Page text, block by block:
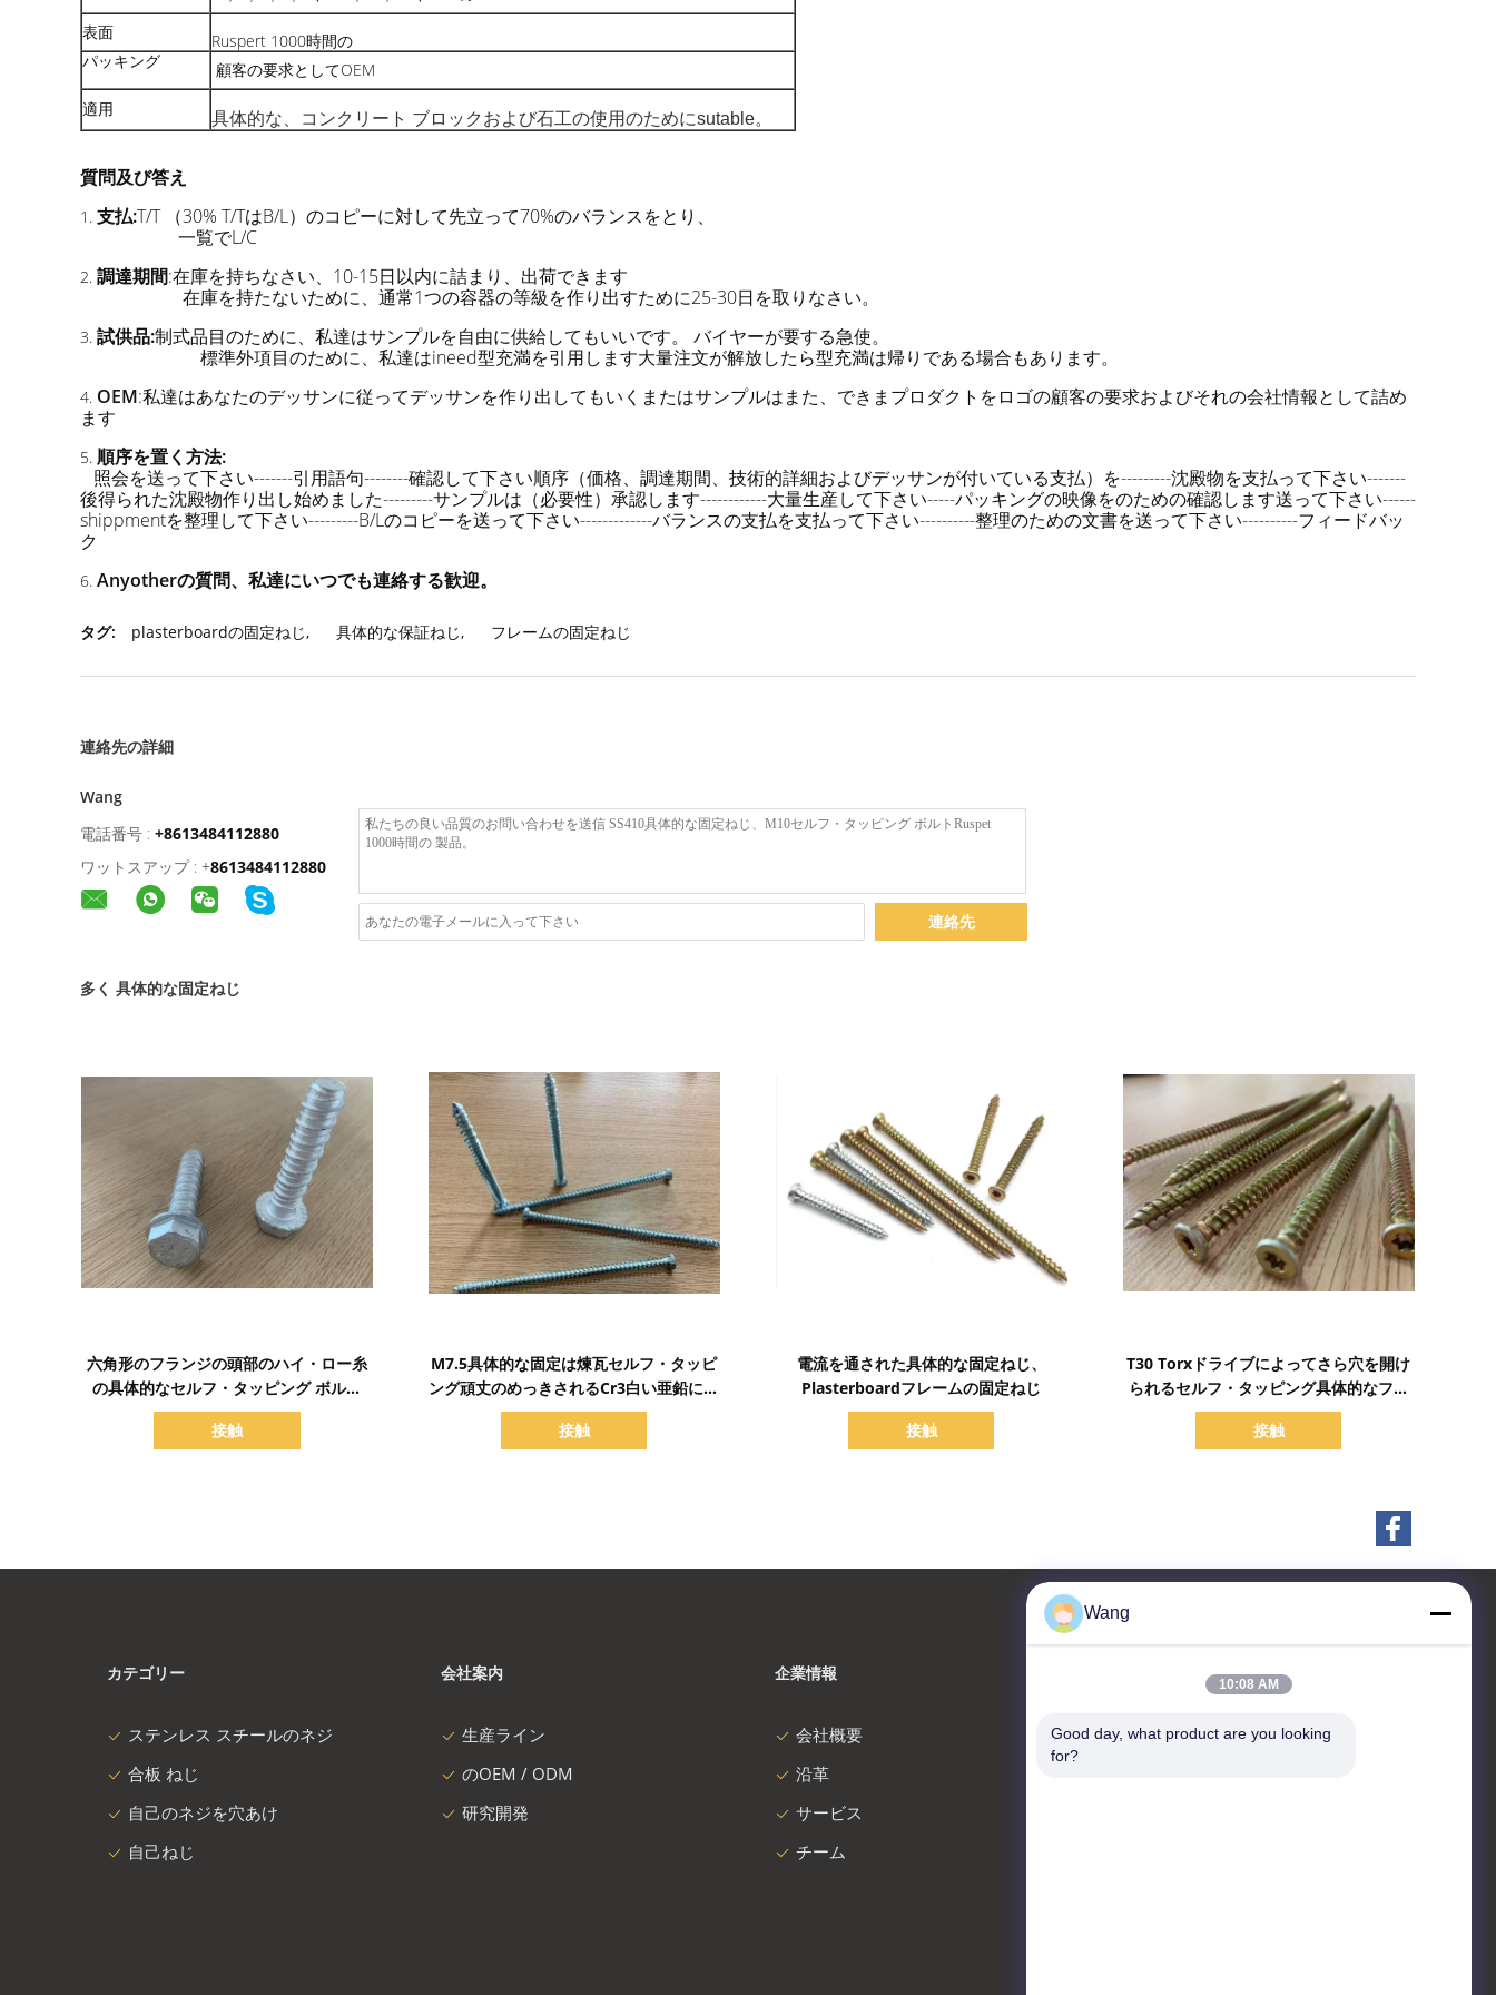
表面
Ruspert 1000時間の
パッキング
顧客の要求としてOEM
適用
具体的な、コンクリート ブロックおよび石工の使用のためにsutable。
質問及び答え
1. 支払:T/T （30% T/TはB/L）のコピーに対して先立って70%のバランスをとり、
一覧でL/C
2. 調達期間:在庫を持ちなさい、10-15日以内に詰まり、出荷できます
在庫を持たないために、通常1つの容器の等級を作り出すために25-30日を取りなさい。
3. 試供品:制式品目のために、私達はサンプルを自由に供給してもいいです。 バイヤーが要する急使。
標準外項目のために、私達はineed型充満を引用します大量注文が解放したら型充満は帰りである場合もあります。
4. OEM:私達はあなたのデッサンに従ってデッサンを作り出してもいくまたはサンプルはまた、できまプロダクトをロゴの顧客の要求およびそれの会社情報として詰め
ます
5. 順序を置く方法:
照会を送って下さい-------引用語句--------確認して下さい順序（価格、調達期間、技術的詳細およびデッサンが付いている支払）を---------沈殿物を支払って下さい-------
後得られた沈殿物作り出し始めました---------サンプルは（必要性）承認します------------大量生産して下さい-----パッキングの映像をのための確認します送って下さい------
shippmentを整理して下さい---------B/Lのコピーを送って下さい-------------バランスの支払を支払って下さい----------整理のための文書を送って下さい----------フィードバッ
ク
6. Anyotherの質問、私達にいつでも連絡する歓迎。
タグ: plasterboardの固定ねじ, 具体的な保証ねじ, フレームの固定ねじ
連絡先の詳細
Wang
電話番号 : +8613484112880
ワットスアップ : +8613484112880
連絡先
多く 具体的な固定ねじ
詳細を表示
六角形のフランジの頭部のハイ・ロー糸
の具体的なセルフ・タッピング ボルト
M6 M8 M10 M12 M16
接触
詳細を表示
M7.5具体的な固定は煉瓦セルフ・タッピ
ング頑丈のめっきされるCr3白い亜鉛にね
じで締まります
接触
電流を通された具体的な固定ねじ、
Plasterboardフレームの固定ねじ
接触
詳細を表示
T30 Torxドライブによってさら穴を開け
られるセルフ・タッピング具体的なフレ
ームの固定ねじ、めっきされるCr6黄色い
亜鉛
接触
カテゴリー
ステンレス スチールのネジ
合板 ねじ
自己のネジを穴あけ
自己ねじ
会社案内
生産ライン
のOEM / ODM
研究開発
企業情報
会社概要
沿革
サービス
チーム
Jiashan Chaoyi Fastener.
Co,LTD
Wang
10:08 AM
Good day, what product are you looking
for?